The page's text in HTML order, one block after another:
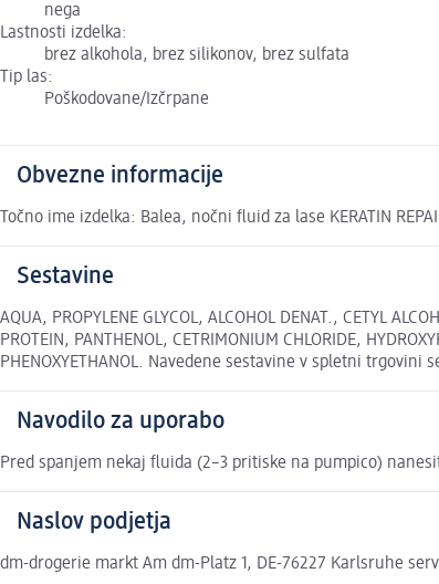
nega
Lastnosti izdelka:
brez alkohola, brez silikonov, brez sulfata
Tip las:
Poškodovane/Izčrpane
Obvezne informacije
Točno ime izdelka: Balea, nočni fluid za lase KERATIN
Sestavine
AQUA, PROPYLENE GLYCOL, ALCOHOL DENAT., CETYL
PROTEIN, PANTHENOL, CETRIMONIUM CHLORIDE,
PHENOXYETHANOL. Navedene sestavine v spletni
Navodilo za uporabo
Pred spanjem nekaj fluida (2–3 pritiske na pumpico)
Naslov podjetja
dm-drogerie markt Am dm-Platz 1, DE-76227 Karlsruhe